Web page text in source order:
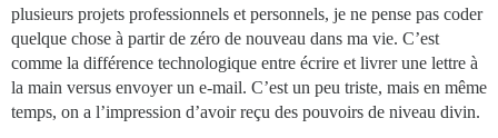
plusieurs projets professionnels et personnels, je ne pense pas coder
quelque chose à partir de zéro de nouveau dans ma vie. C’est
comme la différence technologique entre écrire et livrer une lettre à
la main versus envoyer un e-mail. C’est un peu triste, mais en même
temps, on a l’impression d’avoir reçu des pouvoirs de niveau divin.